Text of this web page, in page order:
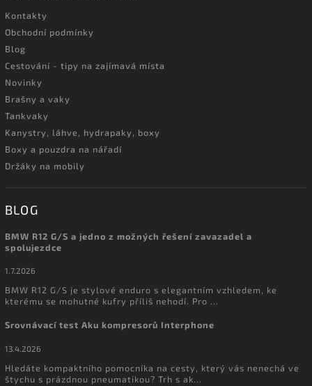
Kontakty
Obchodní podmínky
Blog
Cestování - tipy na zajímavá místa
Novinky
Brašny a vaky
Tankvaky
Kanystry, láhve, hydrapaky, boxy
Boxy a pouzdra na nářadí
Držáky na mobily
BLOG
BMW R12 G/S a jedno z možných řešení zavazadel a
spolujezdce
1.7.2026
BMW R12 G/S je stylové enduro s elegantním vzhledem, ke
kterému se mohutné kufry příliš nehodí. Pro ...
Srovnávací test Aku kompresorů Interphone
13.4.2026
Hledáte kompaktního pomocníka na cesty, který vás nenechá ve
štychu s prázdnou pneumatikou? Trh s ak...